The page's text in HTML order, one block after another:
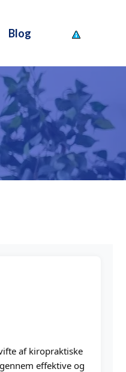
Blog
af kiropraktiske
effektive og